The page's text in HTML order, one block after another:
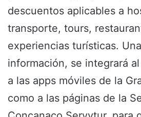
descuentos aplicables a
transporte, tours,
experiencias turísticas.
información, se integrará
a las apps móviles de la
como a las páginas de la